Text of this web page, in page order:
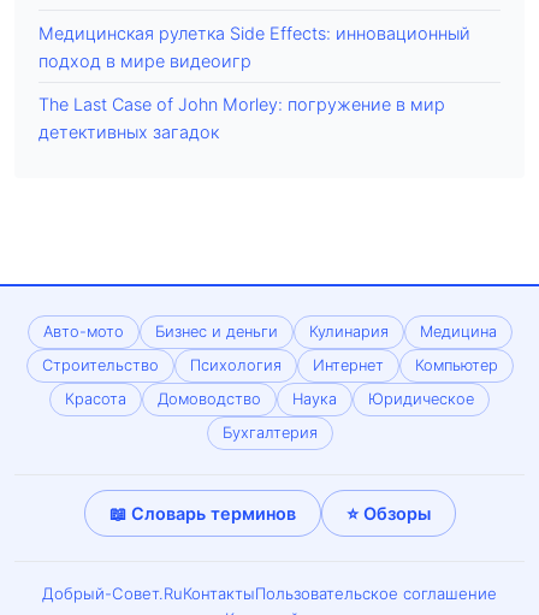
Медицинская рулетка Side Effects: инновационный
подход в мире видеоигр
The Last Case of John Morley: погружение в мир
детективных загадок
Авто-мото Бизнес и деньги Кулинария
Медицина
Строительство
Психология Интернет
Компьютер
Красота
Домоводство Наука
Юридическое
Бухгалтерия
📖 Словарь терминов ⭐ Обзоры
Добрый-Совет.RuКонтактыПользовательское соглашение